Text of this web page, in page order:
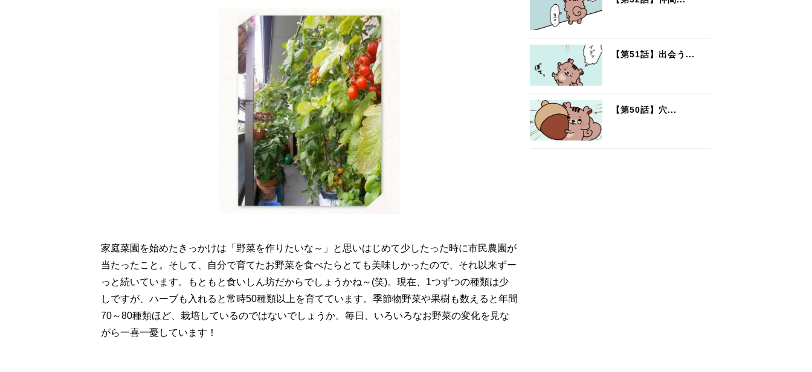
家庭菜園を始めたきっかけは「野菜を作りたいな～」と思いはじめて少したった時に市民農園が
当たったこと。そして、自分で育てたお野菜を食べたらとても美味しかったので、それ以来ずー
っと続いています。もともと食いしん坊だからでしょうかね～(笑)。現在、1つずつの種類は少
しですが、ハーブも入れると常時50種類以上を育てています。季節物野菜や果樹も数えると年間
70～80種類ほど、栽培しているのではないでしょうか。毎日、いろいろなお野菜の変化を見な
がら一喜一憂しています！
【第51話】出会う...
【第50話】穴...